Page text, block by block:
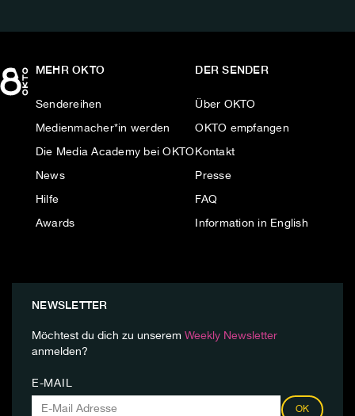
MEHR OKTO
Sendereihen
Medienmacher*in werden
Die Media Academy bei OKTO
News
Hilfe
Awards
DER SENDER
Über OKTO
OKTO empfangen
Kontakt
Presse
FAQ
Information in English
NEWSLETTER
Möchtest du dich zu unserem Weekly Newsletter
anmelden?
E-MAIL
OK